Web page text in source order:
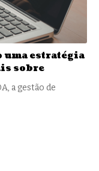
uma estratégia
sobre
a gestão de